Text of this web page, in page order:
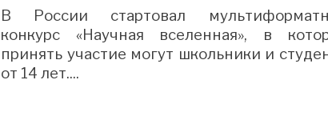
В России стартовал
конкурс «Научная вселенная», в
принять участие могут школьники и
от 14 лет....